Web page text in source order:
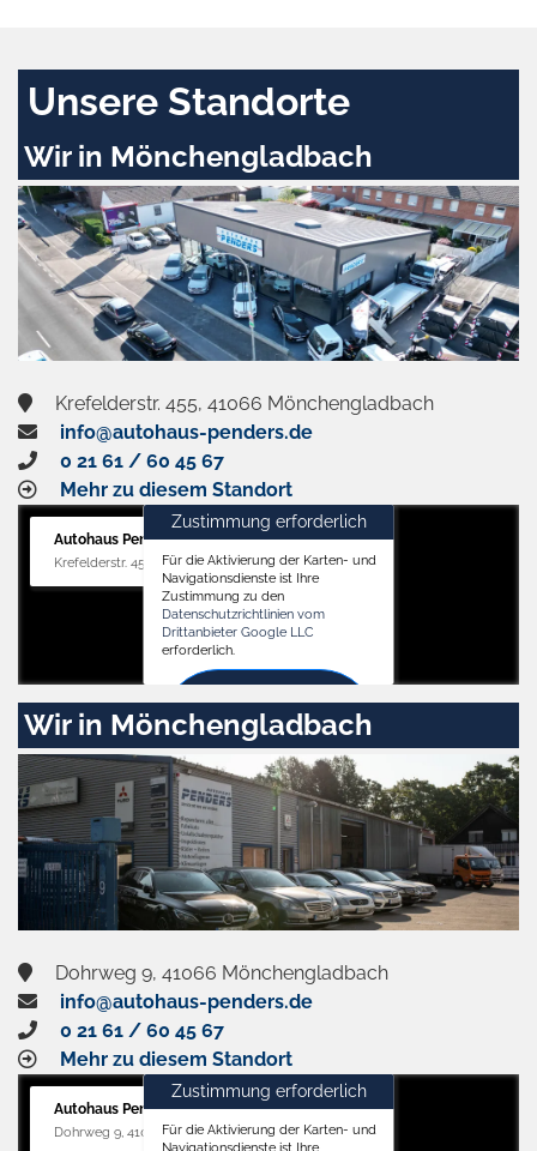
Unsere Standorte
Wir in Mönchengladbach
Krefelderstr. 455, 41066 Mönchengladbach
info@autohaus-penders.de
0 21 61 / 60 45 67
Mehr zu diesem Standort
Autohaus Penders (Verkauf)
Krefelderstr. 455, 41066 Mönchengladbach
Zustimmung erforderlich
Für die Aktivierung der Karten- und
Navigationsdienste ist Ihre
Zustimmung zu den
Datenschutzrichtlinien vom
Drittanbieter Google LLC
erforderlich.
Zustimmen
und
aktivieren
Wir in Mönchengladbach
Dohrweg 9, 41066 Mönchengladbach
info@autohaus-penders.de
0 21 61 / 60 45 67
Mehr zu diesem Standort
Autohaus Penders (Service)
Dohrweg 9, 41066 Mönchengladbach
Zustimmung erforderlich
Für die Aktivierung der Karten- und
Navigationsdienste ist Ihre